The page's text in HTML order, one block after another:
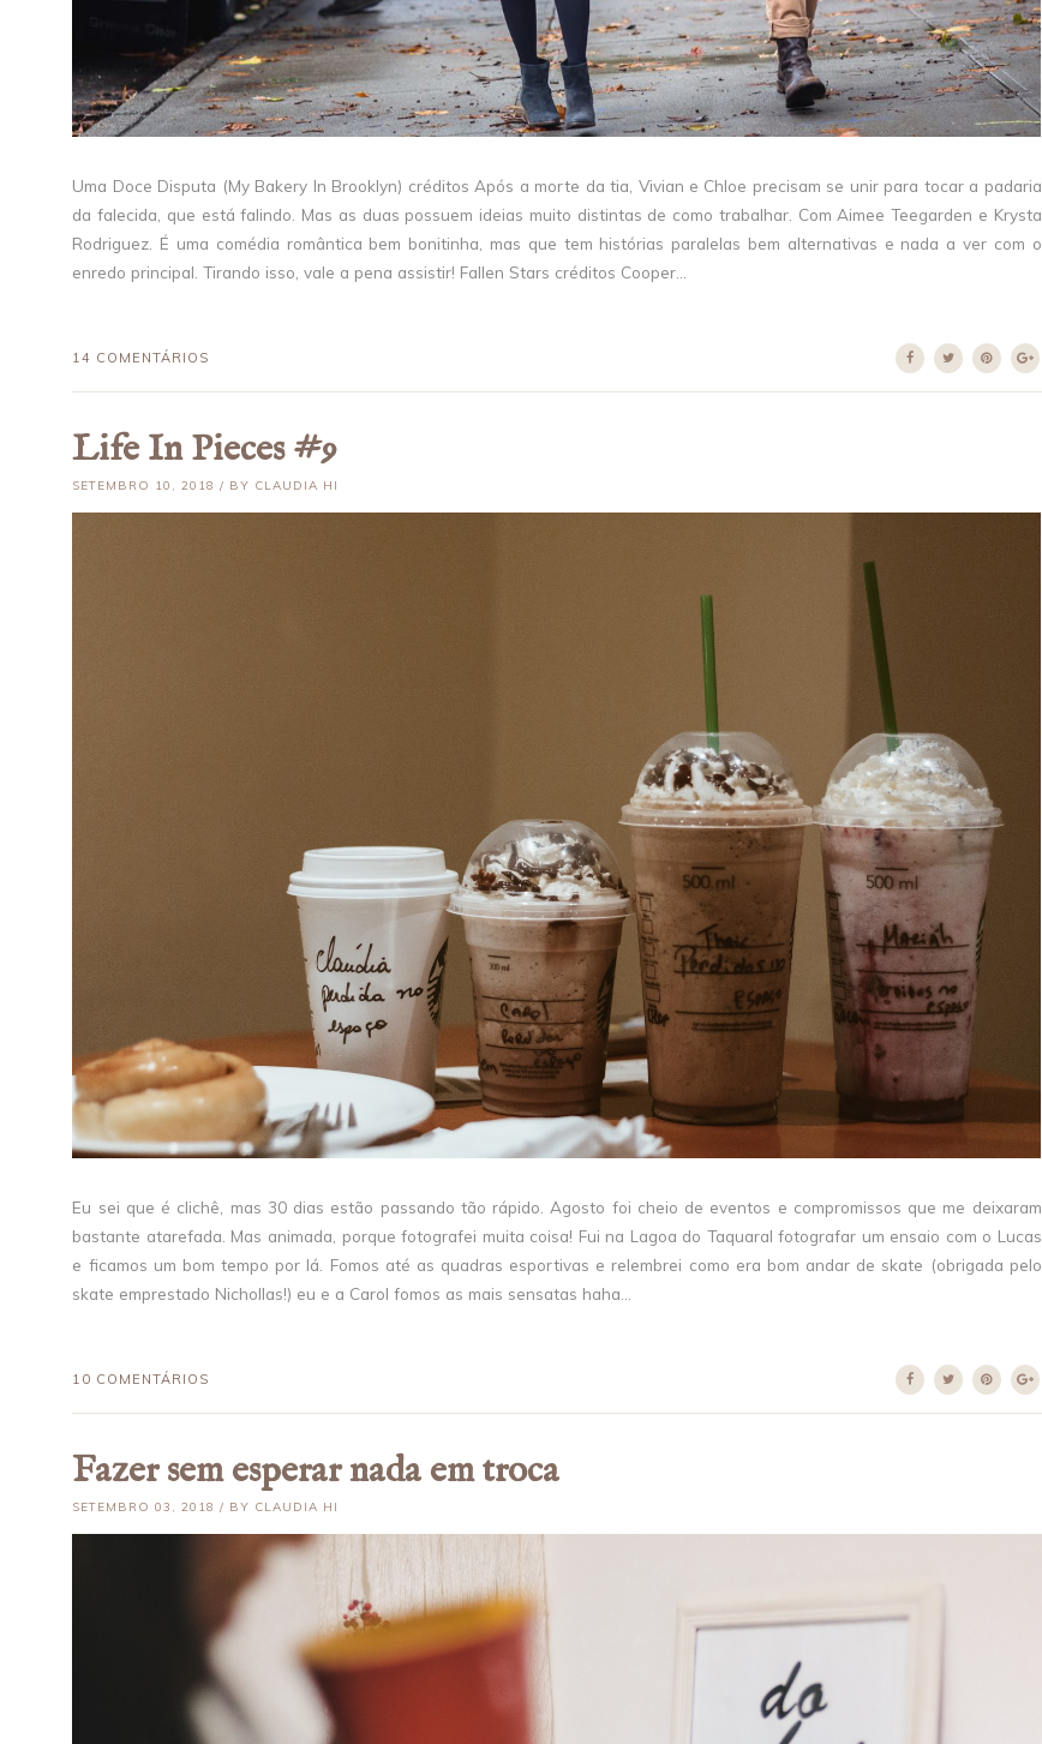
Uma Doce Disputa (My Bakery In Brooklyn) créditos Após a morte da tia, Vivian e Chloe precisam se unir para tocar a padaria
da falecida, que está falindo. Mas as duas possuem ideias muito distintas de como trabalhar. Com Aimee Teegarden e Krysta
Rodriguez. É uma comédia romântica bem bonitinha, mas que tem histórias paralelas bem alternativas e nada a ver com o
enredo principal. Tirando isso, vale a pena assistir! Fallen Stars créditos Cooper...
14 COMENTÁRIOS
Life In Pieces #9
SETEMBRO 10, 2018 / BY CLAUDIA HI
Eu sei que é clichê, mas 30 dias estão passando tão rápido. Agosto foi cheio de eventos e compromissos que me deixaram
bastante atarefada. Mas animada, porque fotografei muita coisa! Fui na Lagoa do Taquaral fotografar um ensaio com o Lucas
e ficamos um bom tempo por lá. Fomos até as quadras esportivas e relembrei como era bom andar de skate (obrigada pelo
skate emprestado Nichollas!) eu e a Carol fomos as mais sensatas haha...
10 COMENTÁRIOS
Fazer sem esperar nada em troca
SETEMBRO 03, 2018 / BY CLAUDIA HI